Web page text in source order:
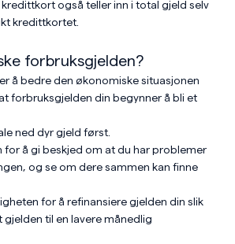
også teller inn i total gjeld selv
kredittkortet.
forbruksgjelden?
å bedre den økonomiske situasjonen
forbruksgjelden din begynner å bli et
ned dyr gjeld først.
for å gi beskjed om at du har problemer
og se om dere sammen kan finne
for å refinansiere gjelden din slik
gjelden til en lavere månedlig